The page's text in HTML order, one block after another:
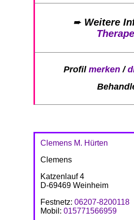
➨ Weitere
Profil merken/
Clemens M. Hürten
Clemens
Katzenlauf 4
D-69469 Weinheim
Festnetz: 06207-8200118
Mobil: 015771566959